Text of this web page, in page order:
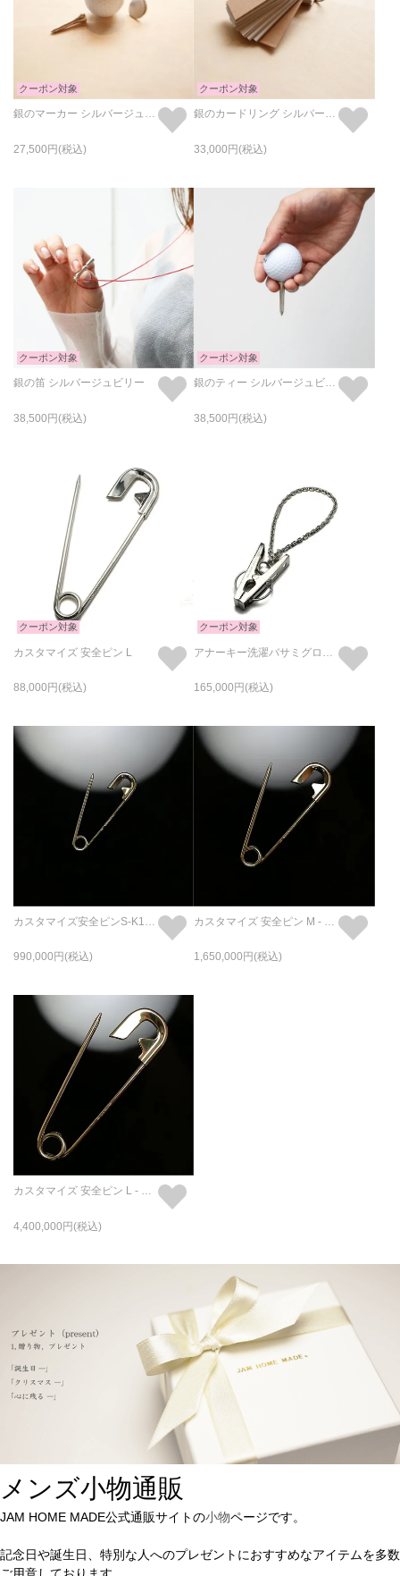
クーポン対象
銀のマーカー シルバージュビリー
27,500
クーポン対象
銀のカードリング シルバージュビリー
33,000
クーポン対象
銀の笛 シルバージュビリー
38,500
クーポン対象
銀のティー シルバージュビリー
38,500
クーポン対象
カスタマイズ 安全ピン L
88,000
クーポン対象
165,000
990,000 1,650,000
4,400,000
メンズ小物通販
JAM HOME MADE公式通販サイトの小物ページです。
記念日や誕生日、特別な人へのプレゼントにおすすめなアイテムを多数